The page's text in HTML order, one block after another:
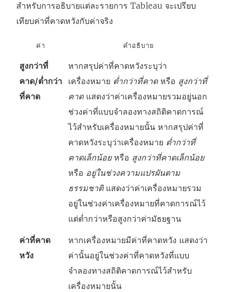
สำหรับการอธิบายแต่ละรายการ Tableau จะเปรียบ
เทียบค่าที่คาดหวังกับค่าจริง
ค่า คำอธิบาย
สูงกว่าที่
คาด/ต่ำกว่า
ที่คาด
หากสรุปค่าที่คาดหวังระบุว่า
เครื่องหมาย ต่ำกว่าที่คาดหรือ สูงกว่าที่
คาดแสดงว่าค่าเครื่องหมายรวมอยู่นอก
ช่วงค่าที่แบบจำลองทางสถิติคาดการณ์
ไว้สำหรับเครื่องหมายนั้น หากสรุปค่าที่
คาดหวังระบุว่าเครื่องหมาย ต่ำกว่าที่
คาดเล็กน้อยหรือ สูงกว่าที่คาดเล็กน้อย
หรือ อยู่ในช่วงความแปรผันตาม
ธรรมชาติแสดงว่าค่าเครื่องหมายรวม
อยู่ในช่วงค่าเครื่องหมายที่คาดการณ์ไว้
แต่ต่ำกว่าหรือสูงกว่าค่ามัธยฐาน
ค่าที่คาด
หวัง
หากเครื่องหมายมีค่าที่คาดหวัง แสดงว่า
ค่านั้นอยู่ในช่วงค่าที่คาดหวังที่แบบ
จำลองทางสถิติคาดการณ์ไว้สำหรับ
เครื่องหมายนั้น